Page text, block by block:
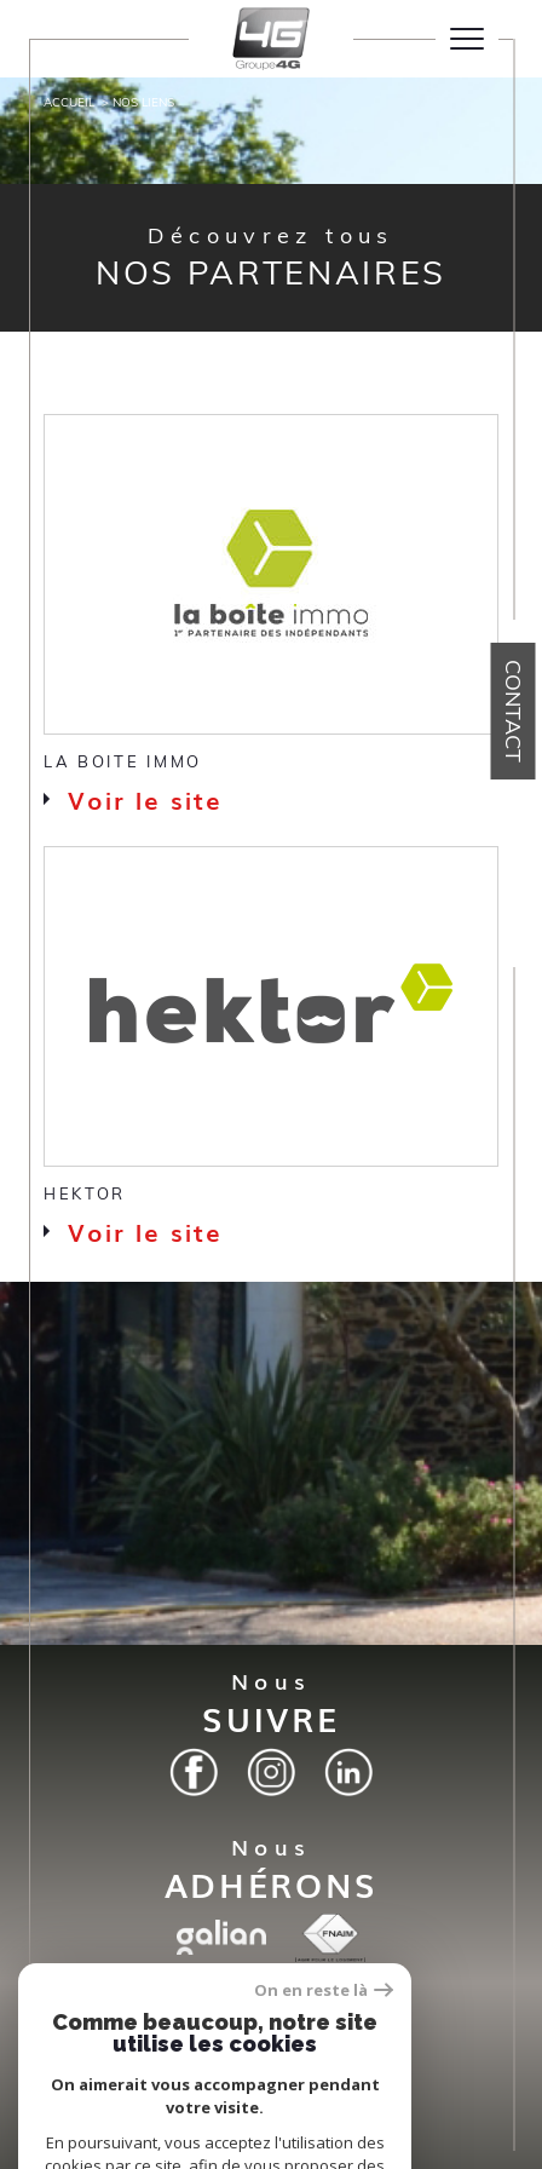
CONTACT
ACCUEIL NOS LIENS
Découvrez tous
NOS PARTENAIRES
LA BOITE IMMO
Voir le site
HEKTOR
Voir le site
Nous
SUIVRE
Nous
ADHÉRONS
On en reste là
Comme beaucoup, notre site
utilise les cookies
On aimerait vous accompagner pendant
votre visite.
En poursuivant, vous acceptez l'utilisation des